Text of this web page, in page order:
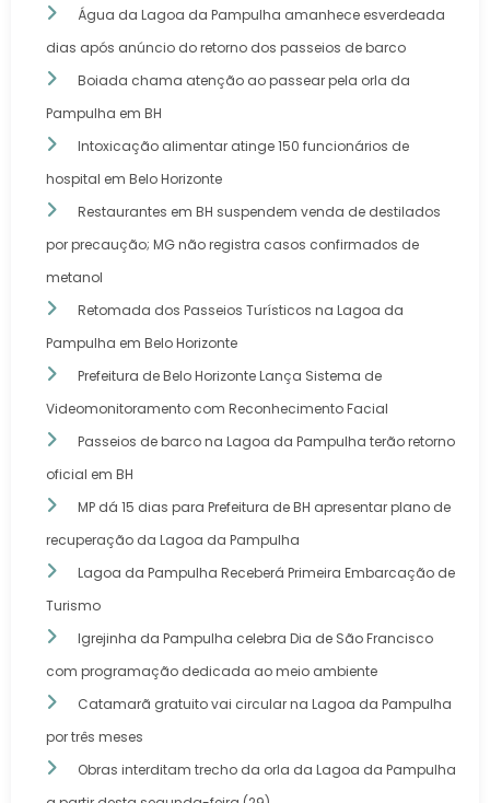
Água da Lagoa da Pampulha amanhece esverdeada
dias após anúncio do retorno dos passeios de barco
Boiada chama atenção ao passear pela orla da
Pampulha em BH
Intoxicação alimentar atinge 150 funcionários de
hospital em Belo Horizonte
Restaurantes em BH suspendem venda de destilados
por precaução; MG não registra casos confirmados de
metanol
Retomada dos Passeios Turísticos na Lagoa da
Pampulha em Belo Horizonte
Prefeitura de Belo Horizonte Lança Sistema de
Videomonitoramento com Reconhecimento Facial
Passeios de barco na Lagoa da Pampulha terão retorno
oficial em BH
MP dá 15 dias para Prefeitura de BH apresentar plano de
recuperação da Lagoa da Pampulha
Lagoa da Pampulha Receberá Primeira Embarcação de
Turismo
Igrejinha da Pampulha celebra Dia de São Francisco
com programação dedicada ao meio ambiente
Catamarã gratuito vai circular na Lagoa da Pampulha
por três meses
Obras interditam trecho da orla da Lagoa da Pampulha